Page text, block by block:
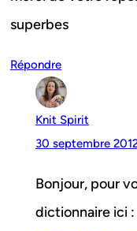
superbes
Répondre
Knit Spirit
30 septembre
Bonjour, pour
dictionnaire ici :